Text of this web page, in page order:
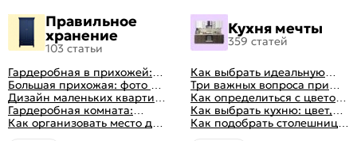
Правильное
хранение
103 статьи
Гардеробная в прихожей:
виды, фото в интерьере,
идеи дизайна
Большая прихожая: фото с
функциональным
распределением дизайна
Дизайн маленьких квартир:
10 идей для дизайна
интерьера с фото
Гардеробная комната:
дизайн, планировка, советы
по обустройству,
Как организовать место для
хранения на балконе
Кухня мечты
359 статей
Как выбрать идеальную
планировку для кухни
Три важных вопроса при
выборе кухни: готовка,
посуда, комфорт
Как определиться с цветом
кухни: светлые, темные,
яркие
Как выбрать кухню: цвет,
планировка, аксессуары
Как подобрать столешницу
для кухни по цвету